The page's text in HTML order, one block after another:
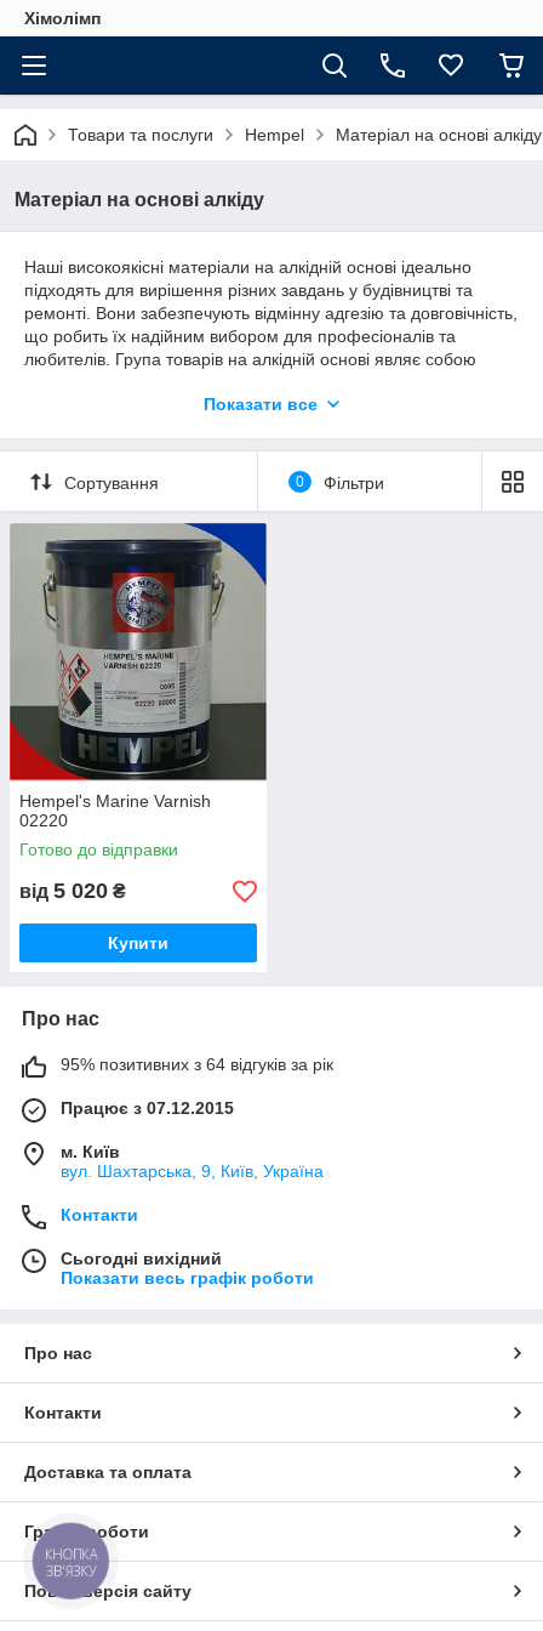
Хімолімп
Товари та послуги Hempel Матеріал на основі алкіду
Матеріал на основі алкіду
Наші високоякісні матеріали на алкідній основі ідеально
підходять для вирішення різних завдань у будівництві та
ремонті. Вони забезпечують відмінну адгезію та довговічність,
що робить їх надійним вибором для професіоналів та
любителів. Група товарів на алкідній основі являє собою
безліч інших матеріалів, здатних поліпшити якість і
Показати все
Сортування 0 Фільтри
Hempel's Marine Varnish
02220
Готово до відправки
від 5 020 ₴
Купити
Про нас
95% позитивних з 64 відгуків за рік
Працює з 07.12.2015
м. Київ
вул. Шахтарська, 9, Київ, Україна
Контакти
Сьогодні вихідний
Показати весь графік роботи
Про нас
Контакти
Доставка та оплата
Графік роботи
Повна версія сайту
КНОПКА
ЗВ'ЯЗКУ